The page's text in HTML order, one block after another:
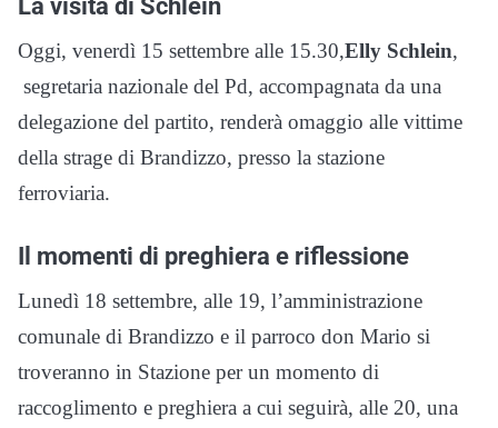
La visita di Schlein
Oggi, venerdì 15 settembre alle 15.30,Elly Schlein,
segretaria nazionale del Pd, accompagnata da una
delegazione del partito, renderà omaggio alle vittime
della strage di Brandizzo, presso la stazione
ferroviaria.
Il momenti di preghiera e riflessione
Lunedì 18 settembre, alle 19, l’amministrazione
comunale di Brandizzo e il parroco don Mario si
troveranno in Stazione per un momento di
raccoglimento e preghiera a cui seguirà, alle 20, una